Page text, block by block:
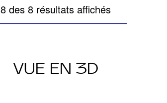
8 des 8 résultats affichés
VUE EN 3D